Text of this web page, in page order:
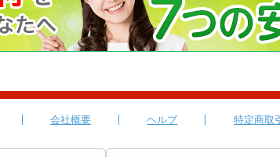
会社概要 ヘルプ 特定商取